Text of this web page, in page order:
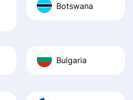
Botswana
Bulgaria